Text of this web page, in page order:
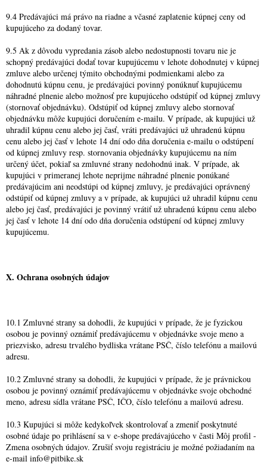
9.4 Predávajúci má právo na riadne a včasné zaplatenie kúpnej ceny od
kupujúceho za dodaný tovar.
9.5 Ak z dôvodu vypredania zásob alebo nedostupnosti tovaru nie je
schopný predávajúci dodať tovar kupujúcemu v lehote dohodnutej v kúpnej
zmluve alebo určenej týmito obchodnými podmienkami alebo za
dohodnutú kúpnu cenu, je predávajúci povinný ponúknuť kupujúcemu
náhradné plnenie alebo možnosť pre kupujúceho odstúpiť od kúpnej zmluvy
(stornovať objednávku). Odstúpiť od kúpnej zmluvy alebo stornovať
objednávku môže kupujúci doručením e-mailu. V prípade, ak kupujúci už
uhradil kúpnu cenu alebo jej časť, vráti predávajúci už uhradenú kúpnu
cenu alebo jej časť v lehote 14 dní odo dňa doručenia e-mailu o odstúpení
od kúpnej zmluvy resp. stornovania objednávky kupujúcemu na ním
určený účet, pokiaľ sa zmluvné strany nedohodnú inak. V prípade, ak
kupujúci v primeranej lehote neprijme náhradné plnenie ponúkané
predávajúcim ani neodstúpi od kúpnej zmluvy, je predávajúci oprávnený
odstúpiť od kúpnej zmluvy a v prípade, ak kupujúci už uhradil kúpnu cenu
alebo jej časť, predávajúci je povinný vrátiť už uhradenú kúpnu cenu alebo
jej časť v lehote 14 dní odo dňa doručenia odstúpení od kúpnej zmluvy
kupujúcemu.
X. Ochrana osobných údajov
10.1 Zmluvné strany sa dohodli, že kupujúci v prípade, že je fyzickou
osobou je povinný oznámiť predávajúcemu v objednávke svoje meno a
priezvisko, adresu trvalého bydliska vrátane PSČ, číslo telefónu a mailovú
adresu.
10.2 Zmluvné strany sa dohodli, že kupujúci v prípade, že je právnickou
osobou je povinný oznámiť predávajúcemu v objednávke svoje obchodné
meno, adresu sídla vrátane PSČ, IČO, číslo telefónu a mailovú adresu.
10.3 Kupujúci si môže kedykoľvek skontrolovať a zmeniť poskytnuté
osobné údaje po prihlásení sa v e-shope predávajúceho v časti Môj profil -
Zmena osobných údajov. Zrušiť svoju registráciu je možné požiadaním na
e-mail info@pitbike.sk